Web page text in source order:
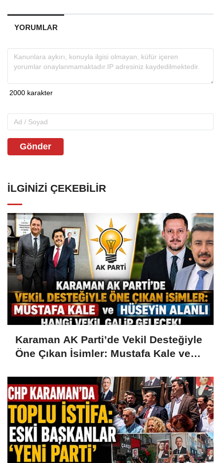
YORUMLAR
Gönder
İLGINIZI ÇEKEBILIR
Karaman AK Parti’de Vekil Desteğiyle
Öne Çıkan İsimler: Mustafa Kale ve